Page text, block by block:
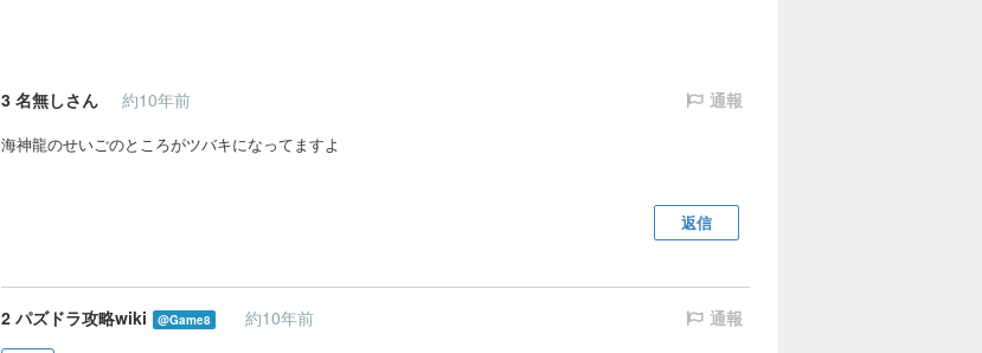
3 名無しさん 約10年前 通報
海神龍のせいごのところがツバキになってますよ
返信
2 パズドラ攻略wiki @Game8 約10年前 通報